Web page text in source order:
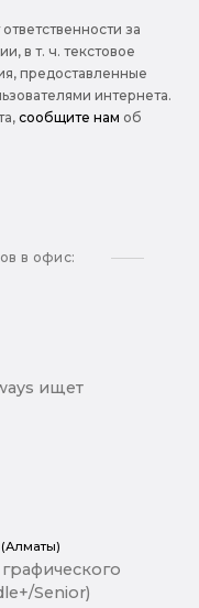
за
в т. ч. текстовое
предоставленные
интернета.
сообщите нам об
в офис:
ищет
Senior)